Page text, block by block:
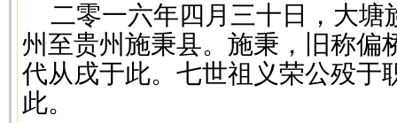
二零一六年四月三十日，大塘
州至贵州施秉县。施秉，旧称偏
代从戌于此。七世祖义荣公殁于
此。